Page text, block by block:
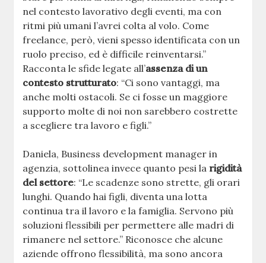
nel contesto lavorativo degli eventi, ma con
ritmi più umani l’avrei colta al volo. Come
freelance, però, vieni spesso identificata con un
ruolo preciso, ed è difficile reinventarsi.”
Racconta le sfide legate all’assenza di un
contesto strutturato: “Ci sono vantaggi, ma
anche molti ostacoli. Se ci fosse un maggiore
supporto molte di noi non sarebbero costrette
a scegliere tra lavoro e figli.”
Daniela, Business development manager in
agenzia, sottolinea invece quanto pesi la rigidità
del settore: “Le scadenze sono strette, gli orari
lunghi. Quando hai figli, diventa una lotta
continua tra il lavoro e la famiglia. Servono più
soluzioni flessibili per permettere alle madri di
rimanere nel settore.” Riconosce che alcune
aziende offrono flessibilità, ma sono ancora